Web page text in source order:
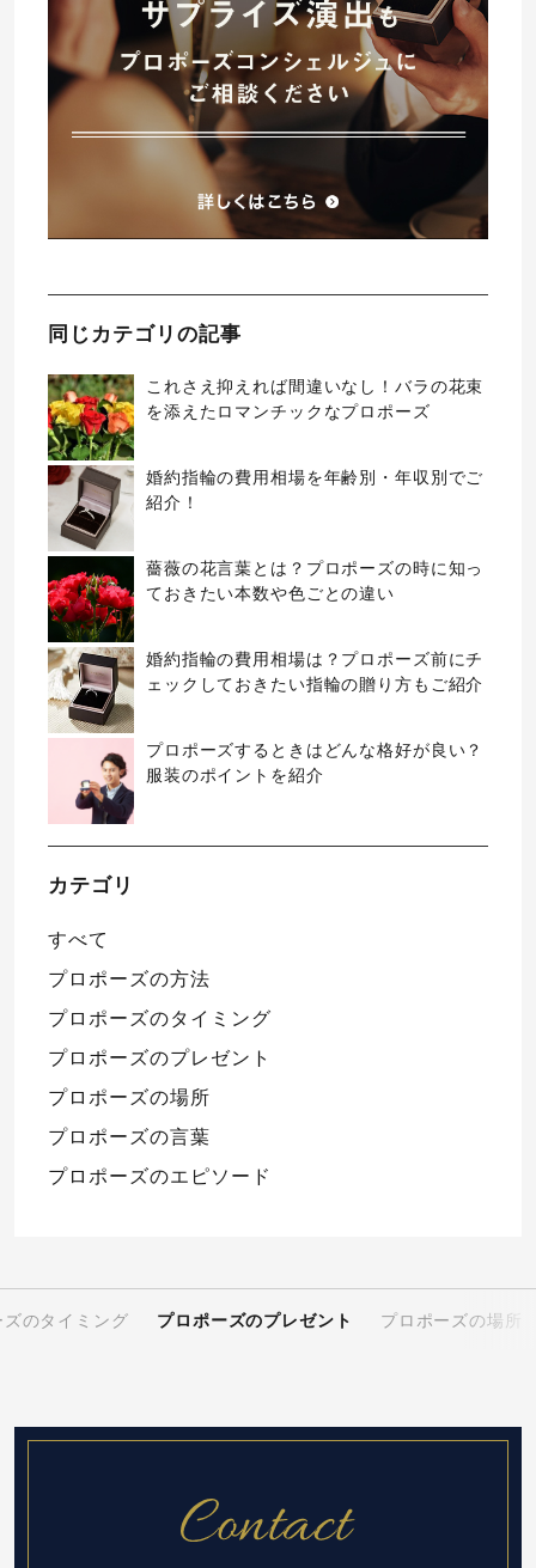
同じカテゴリの記事
これさえ抑えれば間違いなし！バラの花束
を添えたロマンチックなプロポーズ
婚約指輪の費用相場を年齢別・年収別でご
紹介！
薔薇の花言葉とは？プロポーズの時に知っ
ておきたい本数や色ごとの違い
婚約指輪の費用相場は？プロポーズ前にチ
ェックしておきたい指輪の贈り方もご紹介
プロポーズするときはどんな格好が良い？
服装のポイントを紹介
カテゴリ
すべて
プロポーズの方法
プロポーズのタイミング
プロポーズのプレゼント
プロポーズの場所
プロポーズの言葉
プロポーズのエピソード
のタイミング プロポーズのプレゼント プロポーズの場所